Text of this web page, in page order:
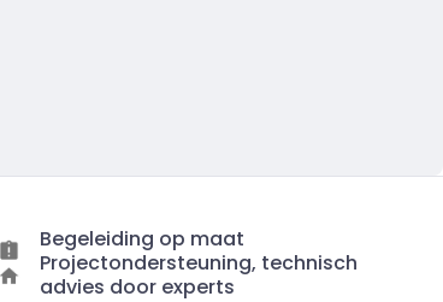
Begeleiding op maat
Projectondersteuning, technisch
advies door experts